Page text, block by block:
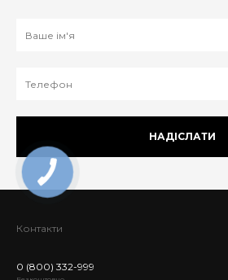
НАДІСЛАТИ
Контакти
0 (800) 332-999